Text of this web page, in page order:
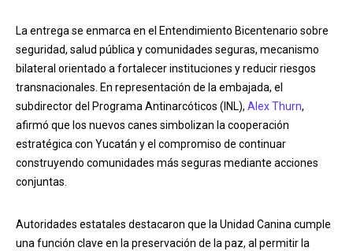
La entrega se enmarca en el Entendimiento Bicentenario sobre
seguridad, salud pública y comunidades seguras, mecanismo
bilateral orientado a fortalecer instituciones y reducir riesgos
transnacionales. En representación de la embajada, el
subdirector del Programa Antinarcóticos (INL), Alex Thurn,
afirmó que los nuevos canes simbolizan la cooperación
estratégica con Yucatán y el compromiso de continuar
construyendo comunidades más seguras mediante acciones
conjuntas.
Autoridades estatales destacaron que la Unidad Canina cumple
una función clave en la preservación de la paz, al permitir la